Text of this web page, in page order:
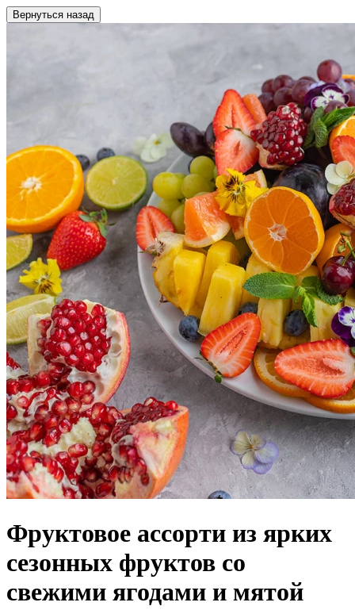
Вернуться назад
Фруктовое ассорти из ярких
сезонных фруктов со
свежими ягодами и мятой